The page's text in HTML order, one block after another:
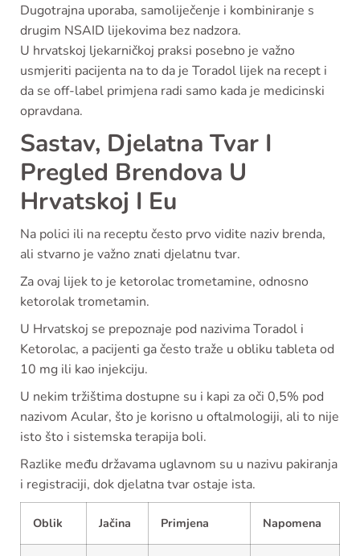
Dugotrajna uporaba, samoliječenje i kombiniranje s
drugim NSAID lijekovima bez nadzora.
U hrvatskoj ljekarničkoj praksi posebno je važno
usmjeriti pacijenta na to da je Toradol lijek na recept i
da se off-label primjena radi samo kada je medicinski
opravdana.
Sastav, Djelatna Tvar I
Pregled Brendova U
Hrvatskoj I Eu
Na polici ili na receptu često prvo vidite naziv brenda,
ali stvarno je važno znati djelatnu tvar.
Za ovaj lijek to je ketorolac trometamine, odnosno
ketorolak trometamin.
U Hrvatskoj se prepoznaje pod nazivima Toradol i
Ketorolac, a pacijenti ga često traže u obliku tableta od
10 mg ili kao injekciju.
U nekim tržištima dostupne su i kapi za oči 0,5% pod
nazivom Acular, što je korisno u oftalmologiji, ali to nije
isto što i sistemska terapija boli.
Razlike među državama uglavnom su u nazivu pakiranja
i registraciji, dok djelatna tvar ostaje ista.
Oblik Jačina Primjena Napomena